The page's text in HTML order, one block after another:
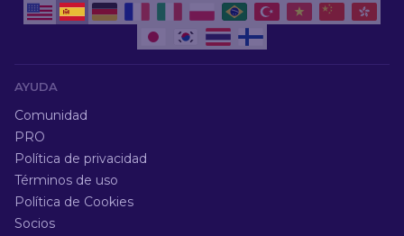
AYUDA
Comunidad
PRO
Política de privacidad
Términos de uso
Política de Cookies
Socios